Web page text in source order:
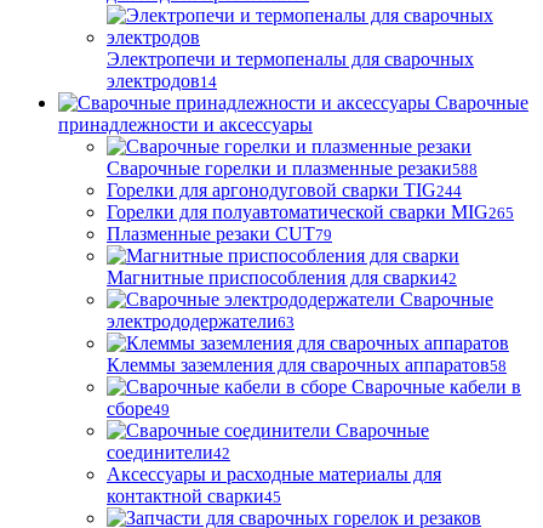
Электропечи и термопеналы для сварочных
электродов14
Сварочные
принадлежности и аксессуары
Сварочные горелки и плазменные резаки588
Горелки для аргонодуговой сварки TIG244
Горелки для полуавтоматической сварки MIG265
Плазменные резаки CUT79
Магнитные приспособления для сварки42
Сварочные
электрододержатели63
Клеммы заземления для сварочных аппаратов58
Сварочные кабели в
сборе49
Сварочные
соединители42
Аксессуары и расходные материалы для
контактной сварки45